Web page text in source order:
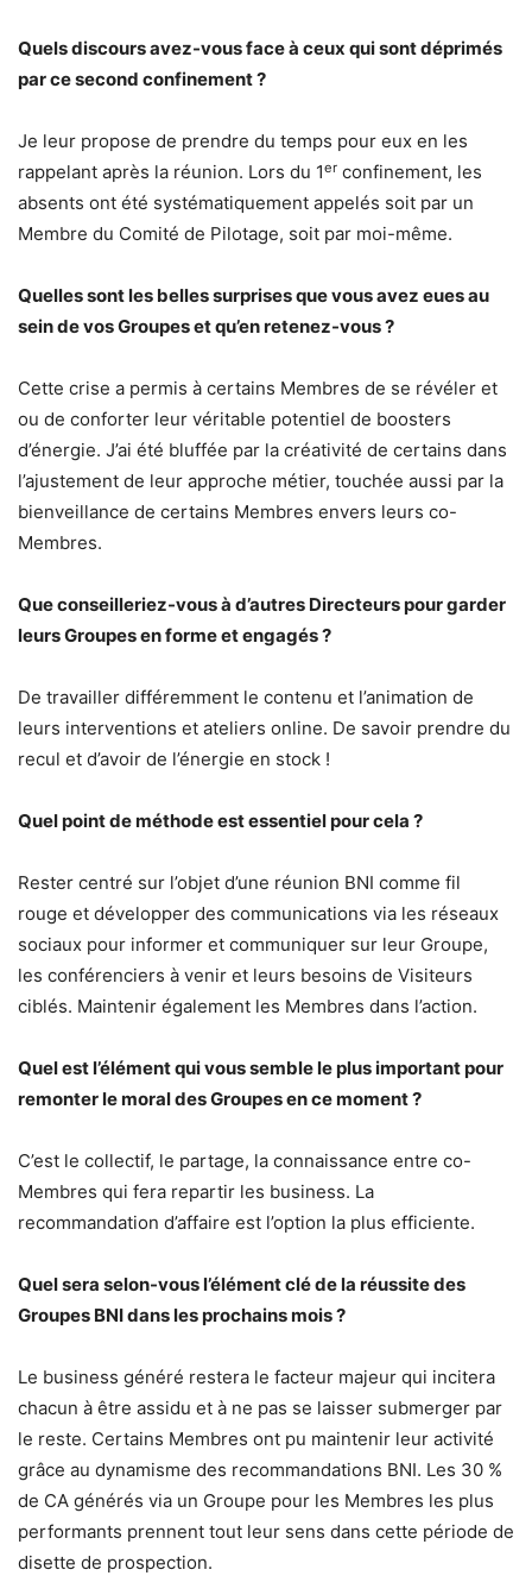
Quels discours avez-vous face à ceux qui sont déprimés
par ce second confinement ?
Je leur propose de prendre du temps pour eux en les
rappelant après la réunion. Lors du 1er confinement, les
absents ont été systématiquement appelés soit par un
Membre du Comité de Pilotage, soit par moi-même.
Quelles sont les belles surprises que vous avez eues au
sein de vos Groupes et qu’en retenez-vous ?
Cette crise a permis à certains Membres de se révéler et
ou de conforter leur véritable potentiel de boosters
d’énergie. J’ai été bluffée par la créativité de certains dans
l’ajustement de leur approche métier, touchée aussi par la
bienveillance de certains Membres envers leurs co-
Membres.
Que conseilleriez-vous à d’autres Directeurs pour garder
leurs Groupes en forme et engagés ?
De travailler différemment le contenu et l’animation de
leurs interventions et ateliers online. De savoir prendre du
recul et d’avoir de l’énergie en stock !
Quel point de méthode est essentiel pour cela ?
Rester centré sur l’objet d’une réunion BNI comme fil
rouge et développer des communications via les réseaux
sociaux pour informer et communiquer sur leur Groupe,
les conférenciers à venir et leurs besoins de Visiteurs
ciblés. Maintenir également les Membres dans l’action.
Quel est l’élément qui vous semble le plus important pour
remonter le moral des Groupes en ce moment ?
C’est le collectif, le partage, la connaissance entre co-
Membres qui fera repartir les business. La
recommandation d’affaire est l’option la plus efficiente.
Quel sera selon-vous l’élément clé de la réussite des
Groupes BNI dans les prochains mois ?
Le business généré restera le facteur majeur qui incitera
chacun à être assidu et à ne pas se laisser submerger par
le reste. Certains Membres ont pu maintenir leur activité
grâce au dynamisme des recommandations BNI. Les 30 %
de CA générés via un Groupe pour les Membres les plus
performants prennent tout leur sens dans cette période de
disette de prospection.